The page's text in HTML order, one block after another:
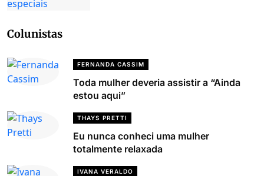
Colunistas
FERNANDA CASSIM
Toda mulher deveria assistir a “Ainda
estou aqui”
THAYS PRETTI
Eu nunca conheci uma mulher
totalmente relaxada
IVANA VERALDO